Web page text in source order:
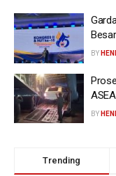
BY
BY
Trending